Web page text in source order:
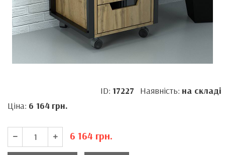
ID: 17227 Наявність: на складі
Ціна: 6 164 грн.
6 164 грн.